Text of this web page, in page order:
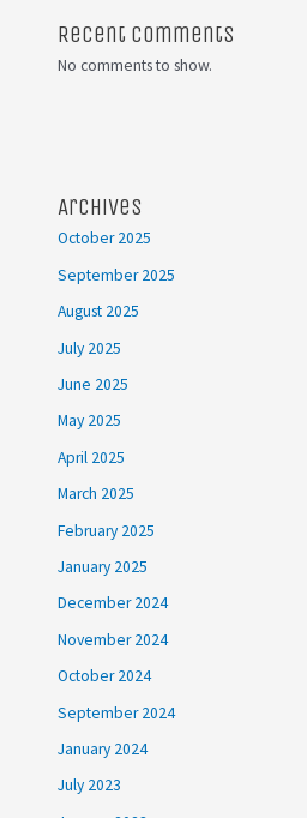
Recent Comments
No comments to show.
Archives
October 2025
September 2025
August 2025
July 2025
June 2025
May 2025
April 2025
March 2025
February 2025
January 2025
December 2024
November 2024
October 2024
September 2024
January 2024
July 2023